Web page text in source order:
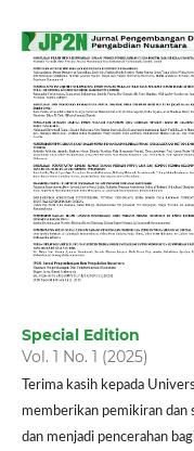
Special Edition
Vol. 1 No. 1 (2025)
Terima kasih kepada
memberikan pemikiran dan
dan menjadi pencerahan